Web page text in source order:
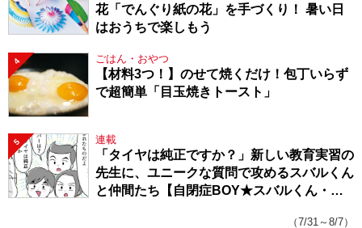
花「でんぐり紙の花」を手づくり！ 暑い日
はおうちで楽しもう
4 ごはん・おやつ
【材料3つ！】のせて焼くだけ！包丁いらず
で超簡単「目玉焼きトースト」
5 連載
「タイヤは純正ですか？」新しい教育実習の
先生に、ユニークな質問で攻めるスバルくん
と仲間たち【自閉症BOY★スバルくん・
（7/31～8/7）